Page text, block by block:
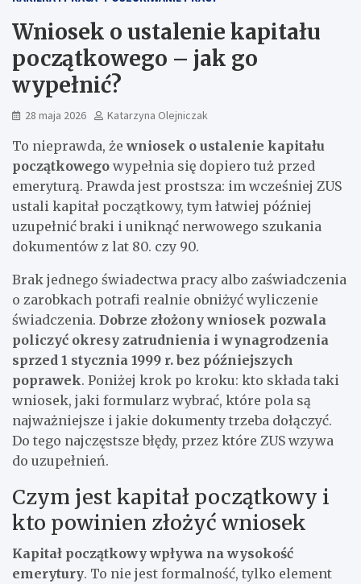
Wniosek o ustalenie kapitału
początkowego – jak go
wypełnić?
28 maja 2026 Katarzyna Olejniczak
To nieprawda, żewniosek o ustalenie kapitału
początkowego wypełnia się dopiero tuż przed
emeryturą. Prawda jest prostsza: im wcześniej ZUS
ustali kapitał początkowy, tym łatwiej później
uzupełnić braki i uniknąć nerwowego szukania
dokumentów z lat 80. czy 90.
Brak jednego świadectwa pracy albo zaświadczenia
o zarobkach potrafi realnie obniżyć wyliczenie
świadczenia. Dobrze złożony wniosek pozwala
policzyć okresy zatrudnienia i wynagrodzenia
sprzed 1 stycznia 1999 r. bez późniejszych
poprawek. Poniżej krok po kroku: kto składa taki
wniosek, jaki formularz wybrać, które pola są
najważniejsze i jakie dokumenty trzeba dołączyć.
Do tego najczęstsze błędy, przez które ZUS wzywa
do uzupełnień.
Czym jest kapitał początkowy i
kto powinien złożyć wniosek
Kapitał początkowy wpływa na wysokość
emerytury. To nie jest formalność, tylko element